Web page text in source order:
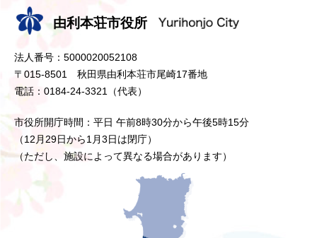
由利本荘市役所
法人番号：5000020052108
〒015-8501 秋田県由利本荘市尾崎17番地
電話：0184-24-3321（代表）
市役所開庁時間：平日 午前8時30分から午後5時15分
（12月29日から1月3日は閉庁）
（ただし、施設によって異なる場合があります）